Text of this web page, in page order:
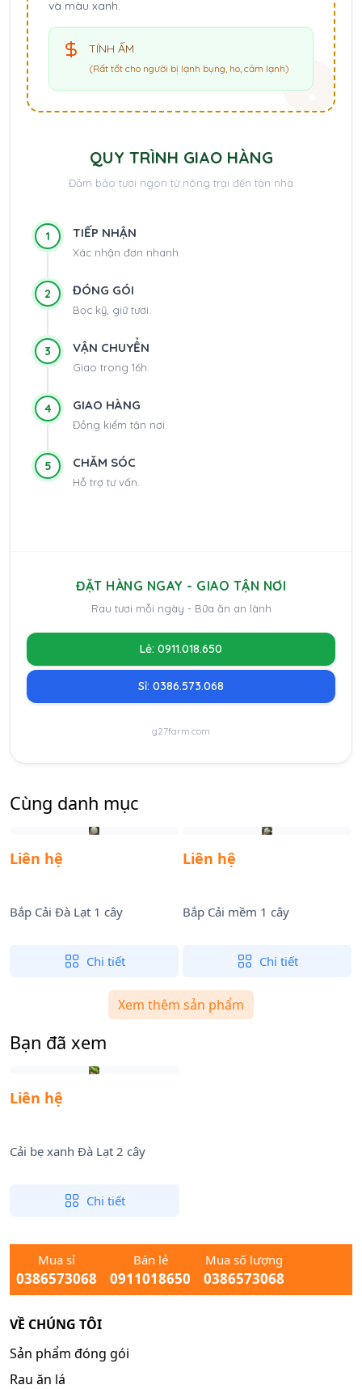
và màu xanh.
TÍNH ẤM
(Rất tốt cho người bị lạnh bụng, ho, cảm lạnh)
QUY TRÌNH GIAO HÀNG
Đảm bảo tươi ngon từ nông trại đến tận nhà
1 TIẾP NHẬN
Xác nhận đơn nhanh.
2 ĐÓNG GÓI
Bọc kỹ, giữ tươi.
3 VẬN CHUYỂN
Giao trong 16h.
4 GIAO HÀNG
Đồng kiểm tận nơi.
5 CHĂM SÓC
Hỗ trợ tư vấn.
ĐẶT HÀNG NGAY - GIAO TẬN NƠI
Rau tươi mỗi ngày - Bữa ăn an lành
Lẻ: 0911.018.650
Sỉ: 0386.573.068
g27farm.com
Cùng danh mục
Liên hệ
Bắp Cải Đà Lạt 1 cây
Chi tiết
Liên hệ
Bắp Cải mềm 1 cây
Chi tiết
Xem thêm sản phẩm
Bạn đã xem
Liên hệ
Cải bẹ xanh Đà Lạt 2 cây
Chi tiết
Mua sỉ
0386573068
Bán lẻ
0911018650
Mua số lượng
0386573068
VỀ CHÚNG TÔI
Sản phẩm đóng gói
Rau ăn lá